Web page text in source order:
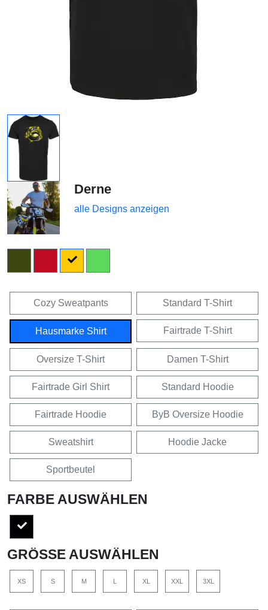
Derne
alle Designs anzeigen
Cozy Sweatpants Standard T-Shirt
Hausmarke Shirt Fairtrade T-Shirt
Oversize T-Shirt Damen T-Shirt
Fairtrade Girl Shirt Standard Hoodie
Fairtrade Hoodie ByB Oversize Hoodie
Sweatshirt Hoodie Jacke
Sportbeutel
FARBE AUSWÄHLEN
GRÖSSE AUSWÄHLEN
XS S M L XL XXL 3XL